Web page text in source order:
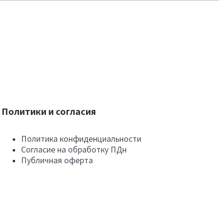
Политики и согласия
Политика конфиденциальности
Согласие на обработку ПДн
Публичная оферта